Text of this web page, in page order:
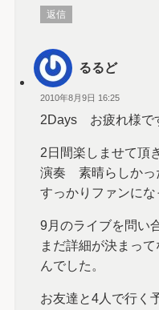
返信
るるど
2010年8月9日 16:25
2Days お疲れ様で
2日間楽しませて頂
演奏 素晴らしかっ
すっかりファンにな
9月のライブを問い
まだ詳細が決まっ
んでした。
お友達と4人で行く